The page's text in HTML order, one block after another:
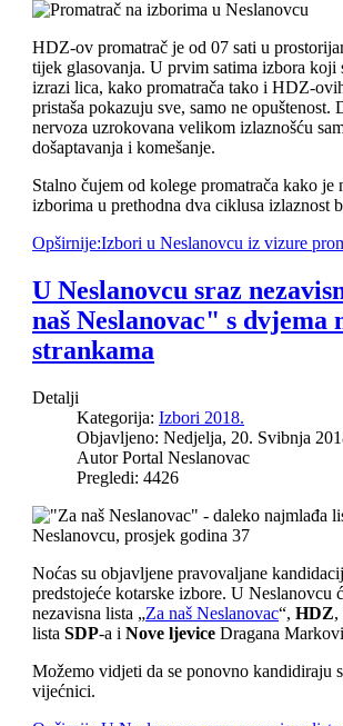
HDZ-ov promatrač je od 07 sati u
tijek glasovanja. U prvim satima izbora koji
izrazi lica, kako promatrača tako i HDZ-
pristaša pokazuju sve, samo ne opuštenost.
nervoza uzrokovana velikom izlaznošću
došaptavanja i komešanje.
Stalno čujem od kolege promatrača kako je
izborima u prethodna dva ciklusa izlaznost
Opširnije:Izbori u Neslanovcu iz vizure
U Neslanovcu sraz
naš Neslanovac" s dvjema
strankama
Detalji
Kategorija:Izbori 2018.
Objavljeno: Nedjelja, 20. Svibnja
Autor Portal Neslanovac
Pregledi: 4426
Noćas su objavljene pravovaljane
predstojeće kotarske izbore. U Neslanovcu
nezavisna lista „Za naš Neslanovac“,HDZ,
listaSDP-a iNove ljevice Dragana
Možemo vidjeti da se ponovno kandidiraju
vijećnici.